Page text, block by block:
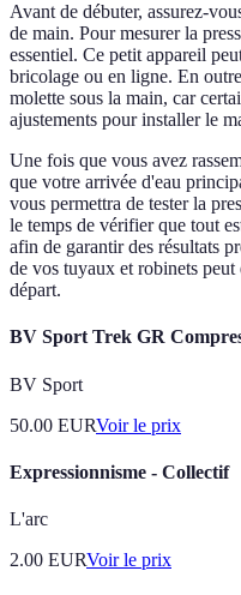
Avant de débuter, assurez-
de main. Pour mesurer la
essentiel. Ce petit appareil
bricolage ou en ligne. En
molette sous la main, car
ajustements pour installer le
Une fois que vous avez
que votre arrivée d'eau
vous permettra de tester la
le temps de vérifier que tout
afin de garantir des résultats
de vos tuyaux et robinets
départ.
BV Sport Trek GR
BV Sport
50.00 EURVoir le prix
Expressionnisme - Collectif
L'arc
2.00 EURVoir le prix